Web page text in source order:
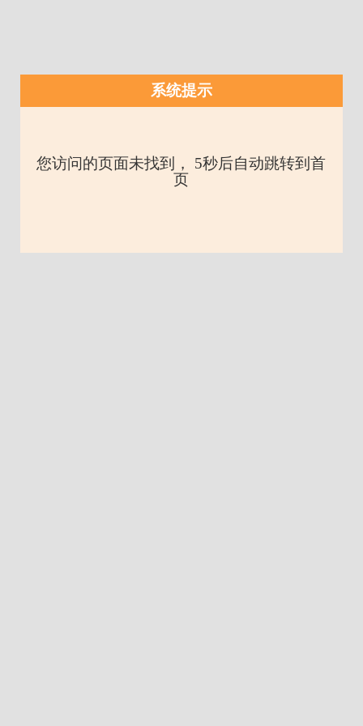
系统提示
您访问的页面未找到， 5秒后自动跳转到首
页